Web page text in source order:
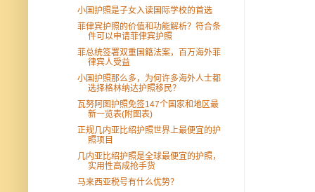
小国护照是子女入读国际学校的首选
菲侓宾护照的价值和功能解析？符合条
件可以申请菲侓宾护照
菲总统签署双重国籍法案，百万海外菲
律宾人受益
小国护照那么多，为何许多海外人士都
选择格林纳达护照移民？
瓦努阿图护照免签147个国家和地区最
新一览表(附图表)
正规几内亚比绍护照世界上最便宜的护
照项目
几内亚比绍护照是全球最便宜的护照，
实用性高成抢手货
马来西亚税号有什么优势？